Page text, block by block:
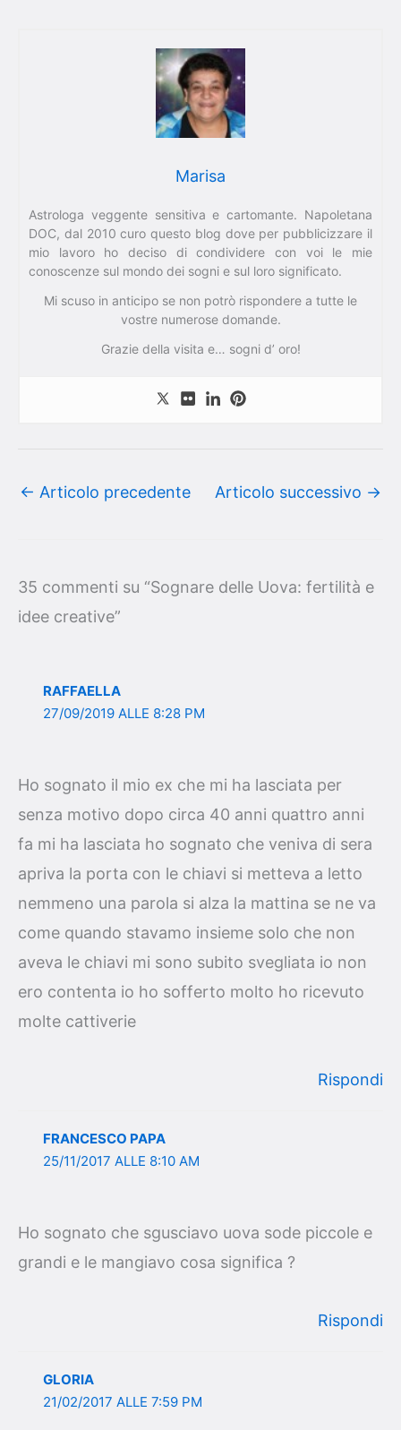
Marisa
Astrologa veggente sensitiva e cartomante. Napoletana
DOC, dal 2010 curo questo blog dove per pubblicizzare il
mio lavoro ho deciso di condividere con voi le mie
conoscenze sul mondo dei sogni e sul loro significato.
Mi scuso in anticipo se non potrò rispondere a tutte le
vostre numerose domande.
Grazie della visita e… sogni d’ oro!
← Articolo precedente Articolo successivo →
35 commenti su “Sognare delle Uova: fertilità e
idee creative”
RAFFAELLA
27/09/2019 ALLE 8:28 PM
Ho sognato il mio ex che mi ha lasciata per
senza motivo dopo circa 40 anni quattro anni
fa mi ha lasciata ho sognato che veniva di sera
apriva la porta con le chiavi si metteva a letto
nemmeno una parola si alza la mattina se ne va
come quando stavamo insieme solo che non
aveva le chiavi mi sono subito svegliata io non
ero contenta io ho sofferto molto ho ricevuto
molte cattiverie
Rispondi
FRANCESCO PAPA
25/11/2017 ALLE 8:10 AM
Ho sognato che sgusciavo uova sode piccole e
grandi e le mangiavo cosa significa ?
Rispondi
GLORIA
21/02/2017 ALLE 7:59 PM